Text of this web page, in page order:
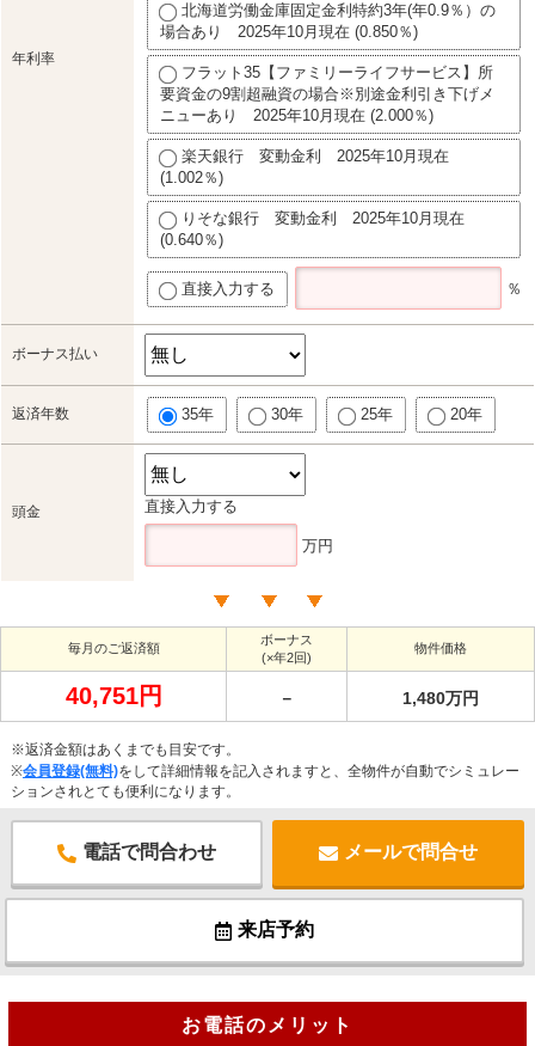
年利率
北海道労働金庫固定金利特約3年(年0.9％）の
場合あり 2025年10月現在 (0.850％)
フラット35【ファミリーライフサービス】所
要資金の9割超融資の場合※別途金利引き下げメ
ニューあり 2025年10月現在 (2.000％)
楽天銀行 変動金利 2025年10月現在
(1.002％)
りそな銀行 変動金利 2025年10月現在
(0.640％)
直接入力する ％
ボーナス払い
返済年数 35年 30年 25年 20年
頭金 直接入力する
万円
毎月のご返済額
ボーナス
(×年2回)
物件価格
40,751円 － 1,480万円
※返済金額はあくまでも目安です。
※会員登録(無料)をして詳細情報を記入されますと、全物件が自動でシミュレー
ションされとても便利になります。
電話で問合わせ メールで問合せ
来店予約
お電話のメリット